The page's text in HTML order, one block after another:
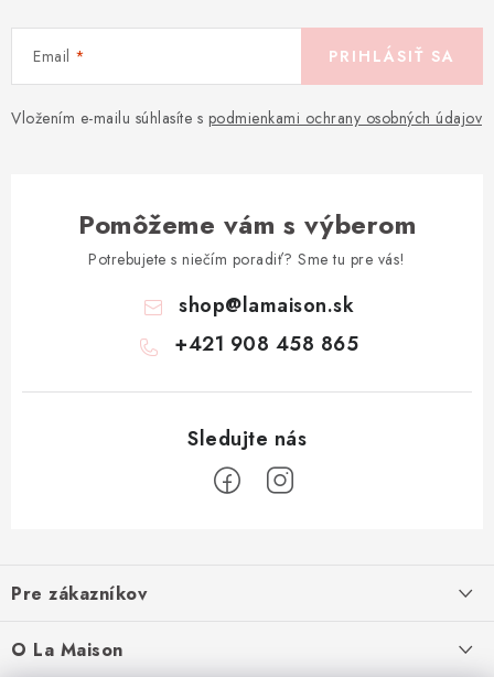
Email
Vložením e-mailu súhlasíte s podmienkami ochrany osobných údajov
PRIHLÁSIŤ SA
Pomôžeme vám s výberom
Potrebujete s niečím poradiť? Sme tu pre vás!
shop@lamaison.sk
+421 908 458 865
p
ä
Pre zákazníkov
O La Maison